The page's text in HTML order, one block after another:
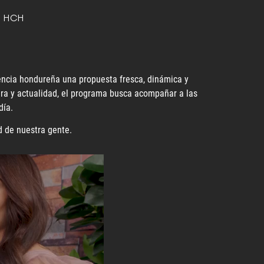
hondureña una propuesta fresca, dinámica y
y actualidad, el programa busca acompañar a las
de nuestra gente.